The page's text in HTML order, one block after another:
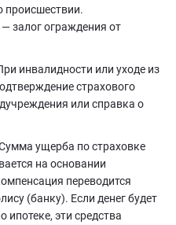
происшествии.
залог ограждения от
инвалидности или уходе из
страхового
или справка о
ущерба по страховке
на основании
переводится
(банку). Если денег будет
ипотеке, эти средства